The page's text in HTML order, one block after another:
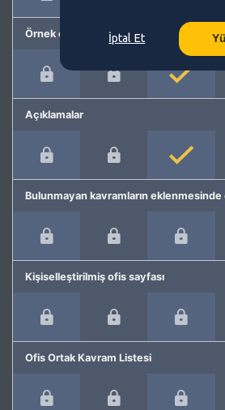
Örnek cümleler
Açıklamalar
Bulunmayan kavramların
Kişiselleştirilmiş ofis sayfası
Ofis Ortak Kavram Listesi
İptal Et